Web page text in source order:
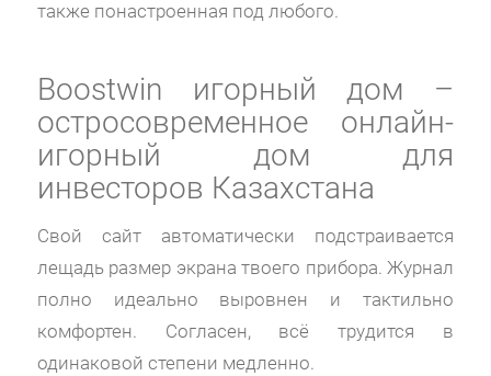
также понастроенная под любого.
Boostwin игорный дом –
остросовременное онлайн-
игорный дом для
инвесторов Казахстана
Свой сайт автоматически подстраивается
лещадь размер экрана твоего прибора. Журнал
полно идеально выровнен и тактильно
комфортен. Согласен, всё трудится в
одинаковой степени медленно.